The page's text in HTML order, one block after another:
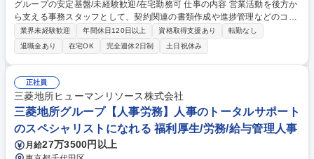
グループの安定基盤/未経験歓迎/在宅勤務可 仕事の内容 営業活動を後方か
ら支える事務スタッフとして、契約関連の書類作成や進捗管理などのコア
業務をお任せします。正確かつスピーディーな対応で営業メンバーや顧客
をサポートし、組織の円滑な運営に貢献します。 【詳細】・見積、注文書
類、請求書等の契約関連書類作成・契約関連書類の押印対応(電子印メイ
ン)や提出・契約内容のシステム登録、進捗管理、支払依頼対応【その
他】・電話対応(1日0~5件程度)、来客対応、イベント対応等【入社後】ま
ずは書類作成やシステム入力などの日次業務からスタート。先輩が隣で丁
寧にサポートするため、安心して業務に慣れていける環境です。 募集職種
【営業事務】SOMPOグループの安定基盤/未経験歓迎/在宅勤務可
業界未経験歓迎 年間休日120日以上 資格取得支援あり
転勤なし
退職金あり
在宅OK 完全週休2日制 土日祝休み
正社員
三菱地所ヒューマンリソース株式会社
三菱地所グループ【人事労務】人事のトータルサポート
のスペシャリストになれる 福利厚生/労務/給与管理人事
月給27万3500円以上